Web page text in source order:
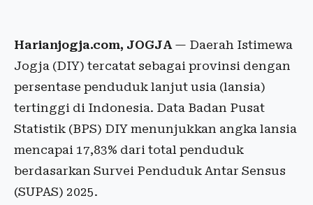
Harianjogja.com, JOGJA— Daerah Istimewa
Jogja (DIY) tercatat sebagai provinsi dengan
persentase penduduk lanjut usia (lansia)
tertinggi di Indonesia. Data Badan Pusat
Statistik (BPS) DIY menunjukkan angka lansia
mencapai 17,83% dari total penduduk
berdasarkan Survei Penduduk Antar Sensus
(SUPAS) 2025.